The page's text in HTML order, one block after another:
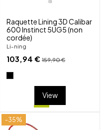
Raquette Lining 3D Calibar
600 Instinct 5UG5 (non
cordée)
Li-ning
103,94 € 159,90 €
View
-35%